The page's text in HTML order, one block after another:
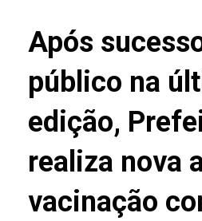
Após
público na
edição,
realiza nova
vacinação